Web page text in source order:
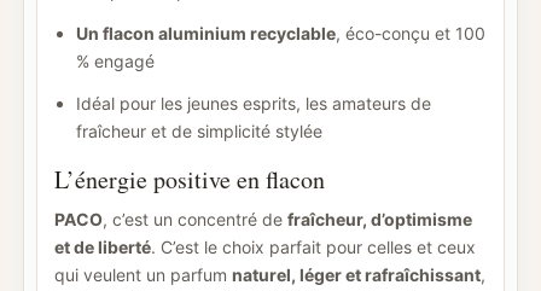
Un flacon aluminium recyclable, éco-conçu et 100
% engagé
Idéal pour les jeunes esprits, les amateurs de
fraîcheur et de simplicité stylée
L’énergie positive en flacon
PACO, c’est un concentré de fraîcheur, d’optimisme
et de liberté. C’est le choix parfait pour celles et ceux
qui veulent un parfum naturel, léger et rafraîchissant,